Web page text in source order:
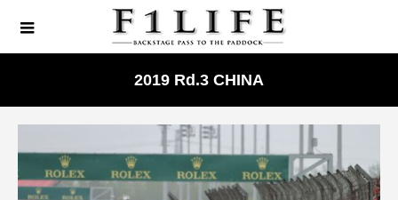
2019 Rd.3 CHINA